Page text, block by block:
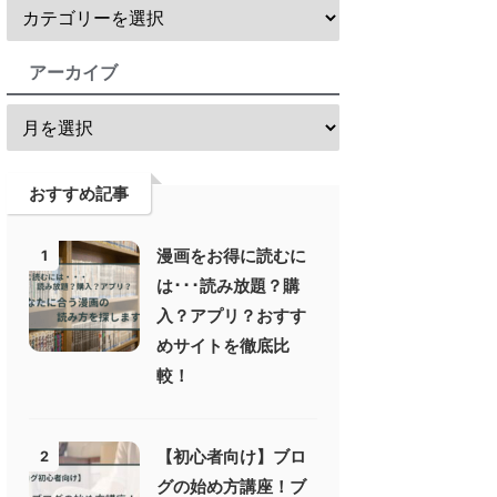
アーカイブ
おすすめ記事
1
漫画をお得に読むに
は･･･読み放題？購
入？アプリ？おすす
めサイトを徹底比
較！
2
【初心者向け】ブロ
グの始め方講座！ブ